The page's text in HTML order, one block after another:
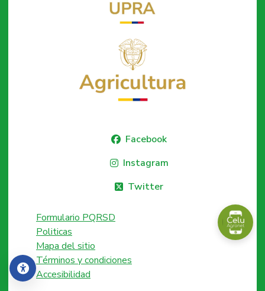
Accesibilidad
Facebook
Instagram
Twitter
Formulario PQRSD
Politicas
Mapa del sitio
Términos y condiciones
Accesibilidad